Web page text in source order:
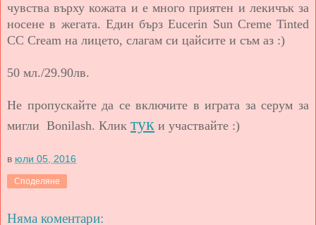
чувства върху кожата и е много приятен и лекичък за
носене в жегата. Един бърз Eucerin Sun Creme Tinted
CC Cream на лицето, слагам си цайсите и съм аз :)
50 мл./29.90лв.
Не пропускайте да се включите в играта засерум за
мигли Bonilash. Клик тук и участвайте :)
в юли 05, 2016
Споделяне
Няма коментари: